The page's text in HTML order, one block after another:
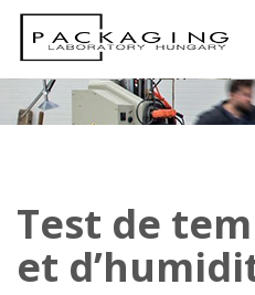
Test de
et